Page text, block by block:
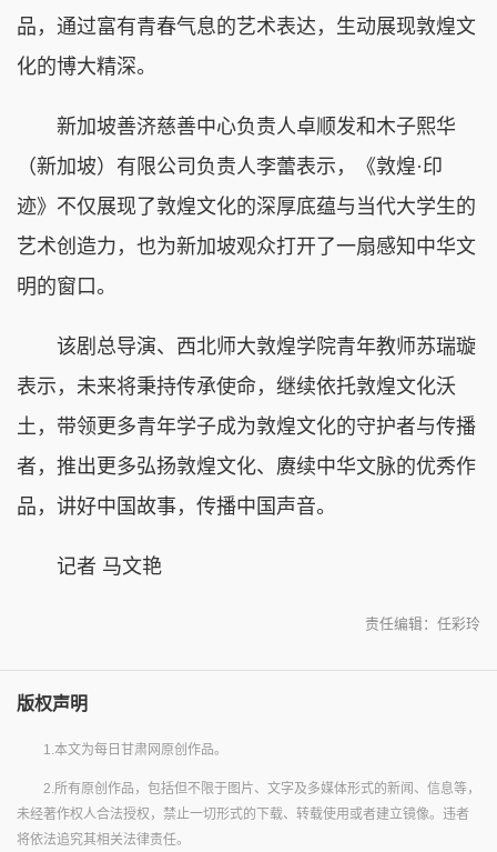
品，通过富有青春气息的艺术表达，生动展现敦煌文
化的博大精深。
新加坡善济慈善中心负责人卓顺发和木子熙华
（新加坡）有限公司负责人李蕾表示，《敦煌·印
迹》不仅展现了敦煌文化的深厚底蕴与当代大学生的
艺术创造力，也为新加坡观众打开了一扇感知中华文
明的窗口。
该剧总导演、西北师大敦煌学院青年教师苏瑞璇
表示，未来将秉持传承使命，继续依托敦煌文化沃
土，带领更多青年学子成为敦煌文化的守护者与传播
者，推出更多弘扬敦煌文化、赓续中华文脉的优秀作
品，讲好中国故事，传播中国声音。
记者 马文艳
责任编辑：任彩玲
版权声明
1.本文为每日甘肃网原创作品。
2.所有原创作品，包括但不限于图片、文字及多媒体形式的新闻、信息等，
未经著作权人合法授权，禁止一切形式的下载、转载使用或者建立镜像。违者
将依法追究其相关法律责任。